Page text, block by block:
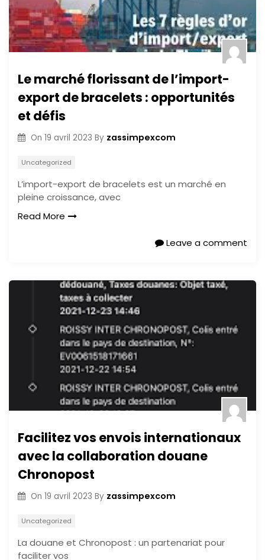
Le marché florissant de l’import-
export de bracelets : opportunités
et défis
On 19 avril 2023 By zassimpexcom
Uncategorized
L’import-export de bracelets est un marché en
pleine croissance, avec
Read More
Leave a comment
Facilitez vos envois internationaux
avec la collaboration douane
Chronopost
On 19 avril 2023 By zassimpexcom
Uncategorized
La douane et Chronopost : un partenariat pour
faciliter vos